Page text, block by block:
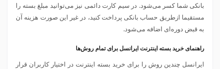
بانکی شما کسر می‌شود. در سیم کارت دائمی نیز می‌توانید مبلغ بسته را
مستقیما ازطریق حساب بانکی پرداخت کنید، در غیر این صورت هزینه آن
به قبض دوره‌ای اضافه می‌شود.
راهنمای خرید بسته اینترنت ایرانسل برای تمام روش‌ها
ایرانسل چندین روش را برای خرید بسته اینترنت در اختیار کاربران قرار